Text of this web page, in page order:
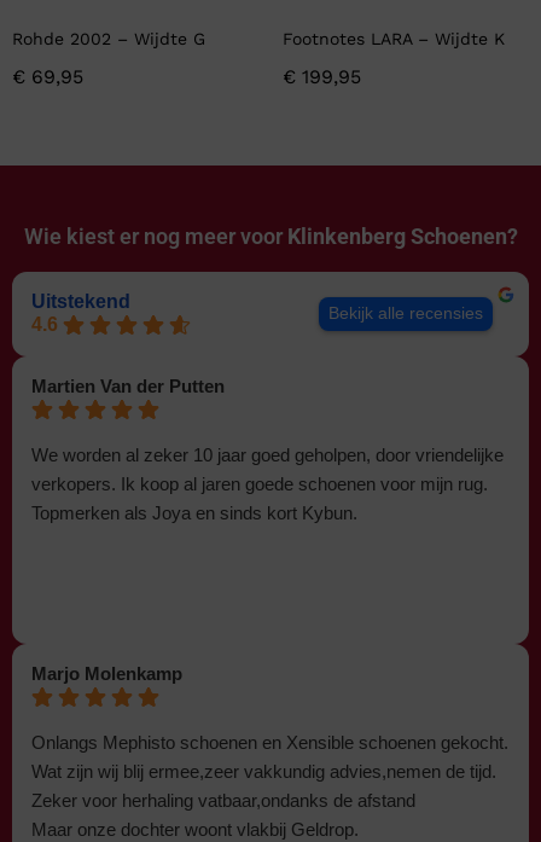
Rohde 2002 – Wijdte G
€ 69,95
Footnotes LARA – Wijdte K
€ 199,95
Wie kiest er nog meer voor Klinkenberg Schoenen?
Uitstekend
4.6
Bekijk alle recensies
Martien Van der Putten
We worden al zeker 10 jaar goed geholpen, door vriendelijke
verkopers. Ik koop al jaren goede schoenen voor mijn rug.
Topmerken als Joya en sinds kort Kybun.
Marjo Molenkamp
Onlangs Mephisto schoenen en Xensible schoenen gekocht.
Wat zijn wij blij ermee,zeer vakkundig advies,nemen de tijd.
Zeker voor herhaling vatbaar,ondanks de afstand
Maar onze dochter woont vlakbij Geldrop.